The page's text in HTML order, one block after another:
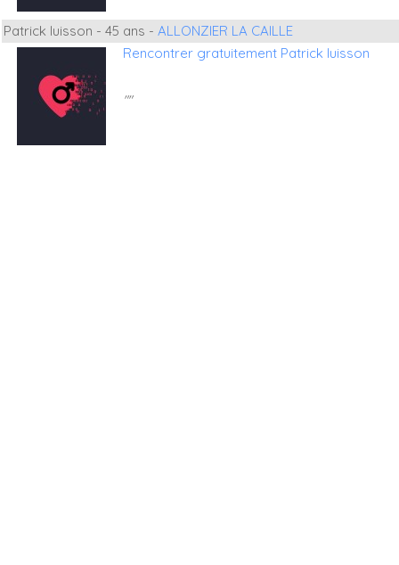
Patrick luisson - 45 ans - ALLONZIER LA CAILLE
Rencontrer gratuitement Patrick luisson
""